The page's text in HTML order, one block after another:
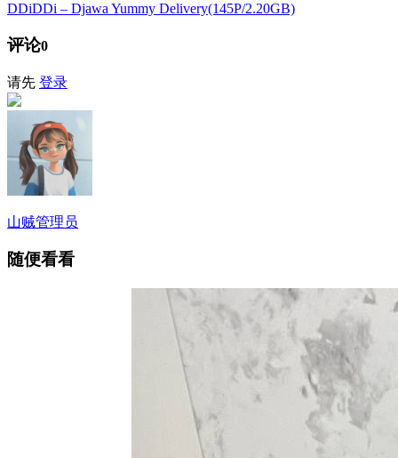
DDiDDi – Djawa Yummy Delivery(145P/2.20GB)
评论0
请先 登录
山贼管理员
随便看看